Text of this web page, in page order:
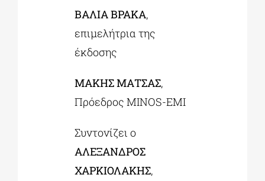
ΒΑΛΙΑ ΒΡΑΚΑ,
επιμελήτρια της
έκδοσης
ΜΑΚΗΣ ΜΑΤΣΑΣ,
Πρόεδρος MINOS-ΕΜΙ
Συντονίζει ο
ΑΛΕΞΑΝΔΡΟΣ
ΧΑΡΚΙΟΛΑΚΗΣ,